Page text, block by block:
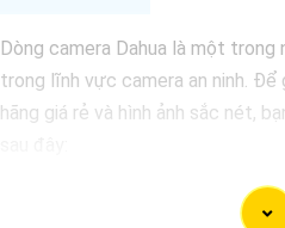
Dòng camera Dahua là một trong
trong lĩnh vực camera an ninh. Để
hãng giá rẻ và hình ảnh sắc nét,
lượng vượt trội. Với hình ảnh sắc